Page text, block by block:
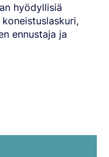
hyödyllisiä
ennustaja ja